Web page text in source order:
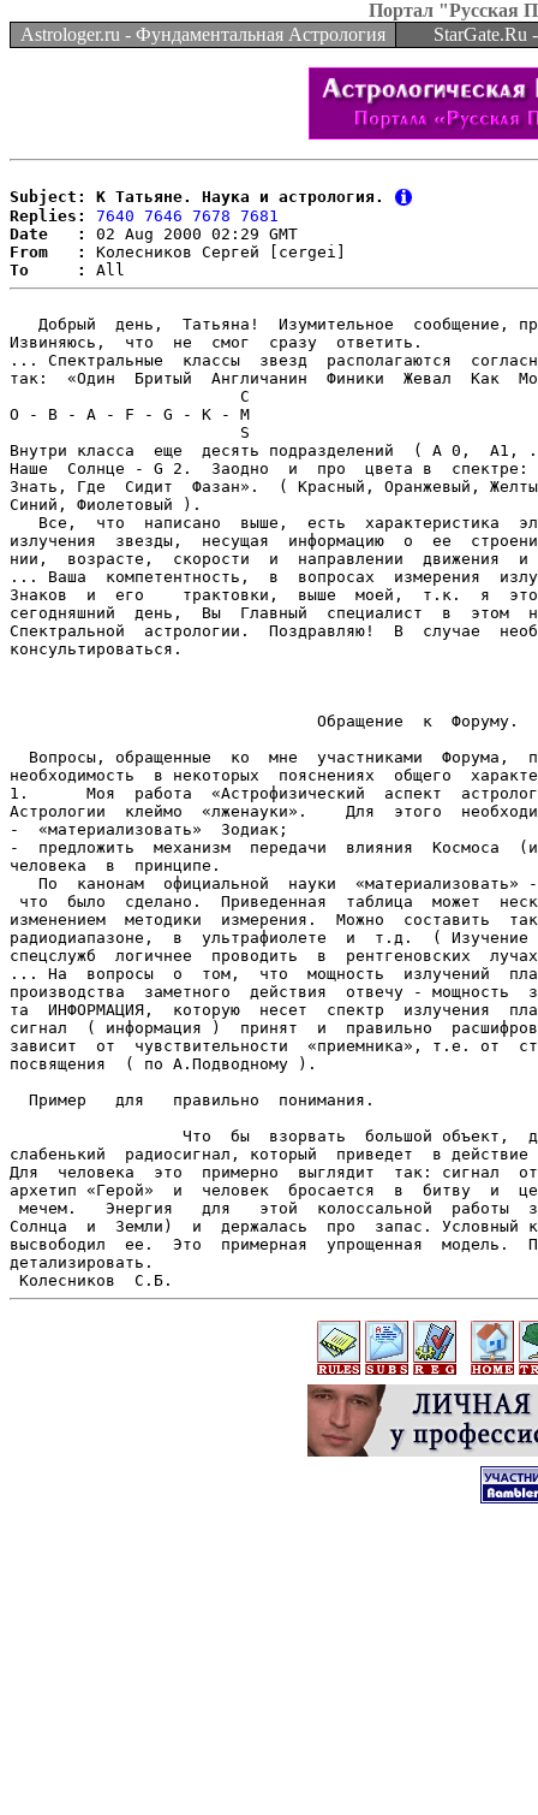
Портал "Русская
Astrologer.ru - Фундаментальная Астрология
StarGate.Ru
Subject: К Татьяне. Наука и астрология.
Replies:
7640 7646 7678 7681
Date   :
From   :
To     :
Добрый  день,  Татьяна!  Изумительное  сообщение,
Извиняюсь,  что  не  смог  сразу  ответить.
... Спектральные  классы  звезд  располагаются
так:  «Один  Бритый  Англичанин  Финики  Жевал  Как
O - B - A - F - G - K - M
Внутри класса  еще  десять подразделений  ( А 0,
Наше  Солнце - G 2.  Заодно  и  про  цвета в  спектре:
Знать, Где  Сидит  Фазан».  ( Красный, Оранжевый,
Синий, Фиолетовый ).
Все,  что  написано  выше,  есть  характеристика
излучения  звезды,  несущая  информацию  о  ее
нии,  возрасте,  скорости  и  направлении  движения
... Ваша  компетентность,  в  вопросах  измерения
Знаков  и  его    трактовки,  выше  моей,  т.к.  я
сегодняшний  день,  Вы  Главный  специалист  в  этом
Спектральной  астрологии.  Поздравляю!  В  случае
консультироваться.
Вопросы, обращенные  ко  мне  участниками  Форума,
необходимость  в некоторых  пояснениях  общего
1. 	Моя  работа  «Астрофизический  аспект  астрологии»  имеет  целью  снять  с
Астрологии  клеймо  «лженауки».    Для  этого
-  «материализовать»  Зодиак;
-  предложить  механизм  передачи  влияния  Космоса
человека  в  принципе.
По  канонам  официальной  науки  «материализовать»
что  было  сделано.  Приведенная  таблица  может
изменением  методики  измерения.  Можно  составить
радиодиапазоне,  в  ультрафиолете  и  т.д.  (
спецслужб  логичнее  проводить  в  рентгеновских
... На  вопросы  о  том,  что  мощность  излучений
производства  заметного  действия  отвечу -
та  ИНФОРМАЦИЯ,  которую  несет  спектр
сигнал  ( информация )  принят  и  правильно
зависит  от  чувствительности  «приемника», т.е. от
посвящения  ( по
Пример   для
Что  бы  взорвать  большой объект,
слабенький  радиосигнал, который  приведет  в
Для  человека  это  примерно  выглядит  так: сигнал
архетип «Герой»  и  человек  бросается  в  битву  и
мечем.   Энергия   для   этой  колоссальной  работы
Солнца  и  Земли)  и  держалась  про  запас. Условный
высвободил  ее.  Это  примерная  упрощенная  модель.
детализировать.                                          											С